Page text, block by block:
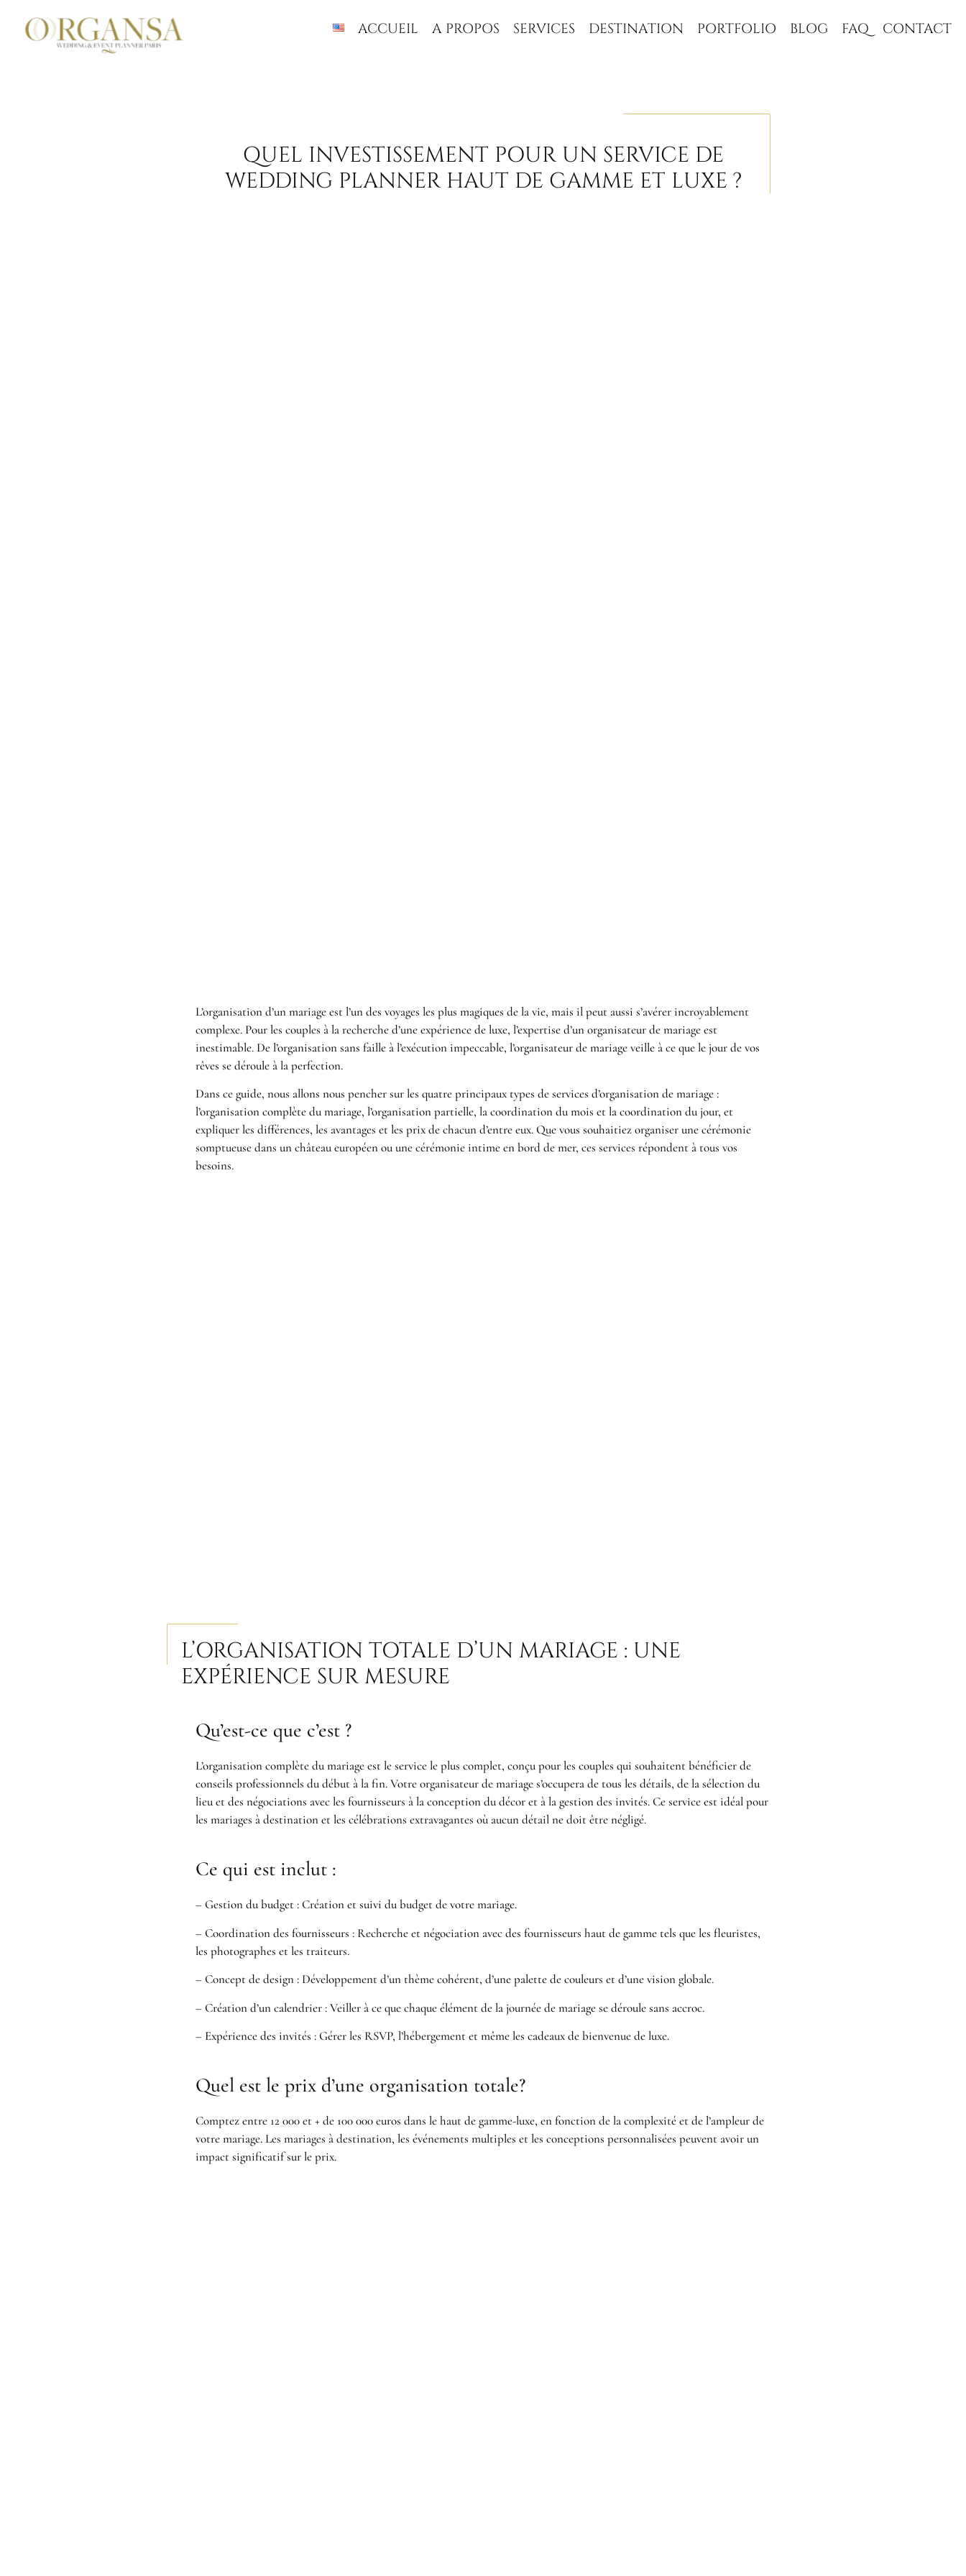
ACCUEIL A PROPOS SERVICES DESTINATION PORTFOLIO BLOG FAQ CONTACT
QUEL INVESTISSEMENT POUR UN SERVICE DE
WEDDING PLANNER HAUT DE GAMME ET LUXE ?
L’organisation d’un mariage est l’un des voyages les plus magiques de la vie, mais il peut aussi s’avérer incroyablement
complexe. Pour les couples à la recherche d’une expérience de luxe, l’expertise d’un organisateur de mariage est
inestimable. De l’organisation sans faille à l’exécution impeccable, l’organisateur de mariage veille à ce que le jour de vos
rêves se déroule à la perfection.
Dans ce guide, nous allons nous pencher sur les quatre principaux types de services d’organisation de mariage :
l’organisation complète du mariage, l’organisation partielle, la coordination du mois et la coordination du jour, et
expliquer les différences, les avantages et les prix de chacun d’entre eux. Que vous souhaitiez organiser une cérémonie
somptueuse dans un château européen ou une cérémonie intime en bord de mer, ces services répondent à tous vos
besoins.
L’ORGANISATION TOTALE D’UN MARIAGE : UNE
EXPÉRIENCE SUR MESURE
Qu’est-ce que c’est ?
L’organisation complète du mariage est le service le plus complet, conçu pour les couples qui souhaitent bénéficier de
conseils professionnels du début à la fin. Votre organisateur de mariage s’occupera de tous les détails, de la sélection du
lieu et des négociations avec les fournisseurs à la conception du décor et à la gestion des invités. Ce service est idéal pour
les mariages à destination et les célébrations extravagantes où aucun détail ne doit être négligé.
Ce qui est inclut :
– Gestion du budget : Création et suivi du budget de votre mariage.
– Coordination des fournisseurs : Recherche et négociation avec des fournisseurs haut de gamme tels que les fleuristes,
les photographes et les traiteurs.
– Concept de design : Développement d’un thème cohérent, d’une palette de couleurs et d’une vision globale.
– Création d’un calendrier : Veiller à ce que chaque élément de la journée de mariage se déroule sans accroc.
– Expérience des invités : Gérer les RSVP, l’hébergement et même les cadeaux de bienvenue de luxe.
Quel est le prix d’une organisation totale?
Comptez entre 12 000 et + de 100 000 euros dans le haut de gamme-luxe, en fonction de la complexité et de l’ampleur de
votre mariage. Les mariages à destination, les événements multiples et les conceptions personnalisées peuvent avoir un
impact significatif sur le prix.